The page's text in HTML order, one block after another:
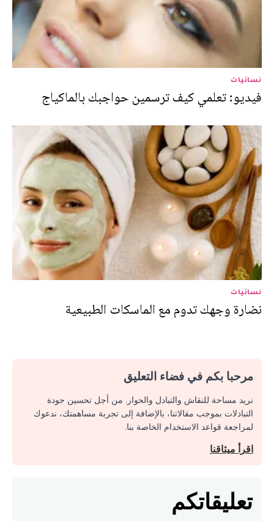
نسائيات
فيديو: تعلمي كيف ترسمين حواجبك بالماكياج
نسائيات
نضارة وجهك تدوم مع الماسكات الطبيعية
مرحبا بكم في فضاء التعليق
نريد مساحة للنقاش والتبادل والحوار. من أجل تحسين جودة
التبادلات بموجب مقالاتنا، بالإضافة إلى تجربة مساهمتك، ندعوك
لمراجعة قواعد الاستخدام الخاصة بنا.
اقرأ ميثاقنا
تعليقاتكم